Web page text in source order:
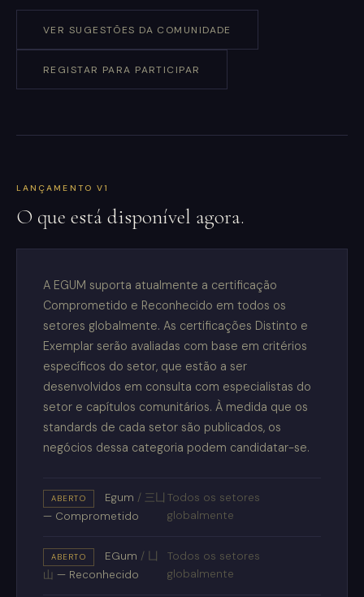
VER SUGESTÕES DA COMUNIDADE
REGISTAR PARA PARTICIPAR
LANÇAMENTO V1
O que está disponível agora.
A EGUM suporta atualmente a certificação
Comprometido e Reconhecido em todos os
setores globalmente. As certificações Distinto e
Exemplar serão avaliadas com base em critérios
específicos do setor, que estão a ser
desenvolvidos em consulta com especialistas do
setor e capítulos comunitários. À medida que os
standards de cada setor são publicados, os
negócios dessa categoria podem candidatar-se.
ABERTO Egum / 三凵
— Comprometido
Todos os setores
globalmente
ABERTO EGum / 凵
山 — Reconhecido
Todos os setores
globalmente